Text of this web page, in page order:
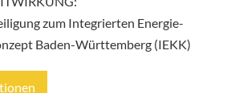
zum Integrierten Energie-
Baden-Württemberg (IEKK)